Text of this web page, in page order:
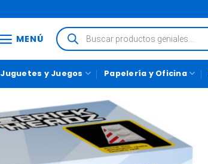
MENÚ
Juguetes y Juegos Papelería y Oficina